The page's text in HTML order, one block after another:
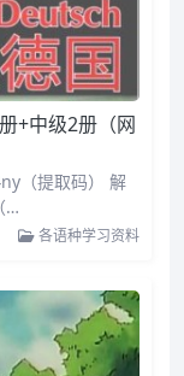
+中级2册（网
（提取码） 解
…
各语种学习资料